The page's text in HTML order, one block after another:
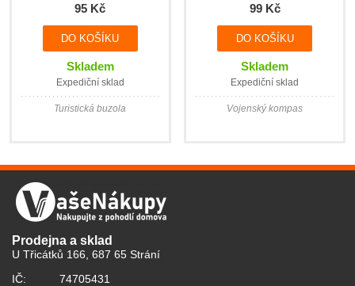
95 Kč
Skladem
Expediční sklad
Turistická buzola
99 Kč
Skladem
Expediční sklad
Vojenský kompas
Prodejna a sklad
U Třicátků 166, 687 65 Strání
IČ:
74705431